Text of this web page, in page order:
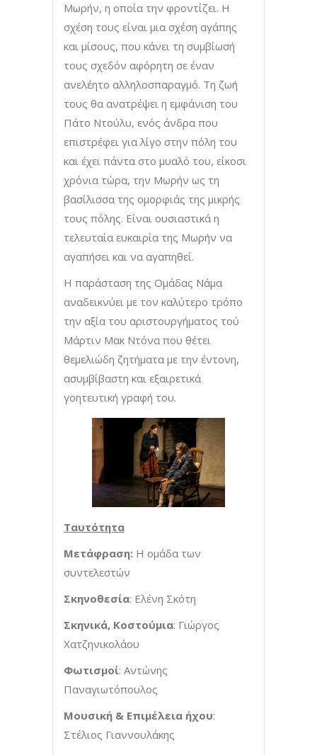
Μωρήν, η οποία την φροντίζει. Η
σχέση τους είναι μια σχέση αγάπης
και μίσους, που κάνει τη συμβίωσή
τους σχεδόν αφόρητη σε έναν
ανελέητο αλληλοσπαραγμό. Τη ζωή
τους θα ανατρέψει η εμφάνιση του
Πάτο Ντούλυ, ενός άνδρα που
επιστρέφει για λίγο στην πόλη του
και έχει πάντα στο μυαλό του, είκοσι
χρόνια τώρα, την Μωρήν ως τη
βασίλισσα της ομορφιάς της μικρής
τους πόλης. Είναι ουσιαστικά η
τελευταία ευκαιρία της Μωρήν να
αγαπήσει και να αγαπηθεί.
Η παράσταση της Ομάδας Νάμα
αναδεικνύει με τον καλύτερο τρόπο
την αξία του αριστουργήματος τού
Μάρτιν Μακ Ντόνα που θέτει
θεμελιώδη ζητήματα με την έντονη,
ασυμβίβαστη και εξαιρετικά
γοητευτική γραφή του.
Ταυτότητα
Μετάφραση: Η ομάδα των
συντελεστών
Σκηνοθεσία: Ελένη Σκότη
Σκηνικά, Κοστούμια: Γιώργος
Χατζηνικολάου
Φωτισμοί: Αντώνης
Παναγιωτόπουλος
Μουσική & Επιμέλεια ήχου:
Στέλιος Γιαννουλάκης